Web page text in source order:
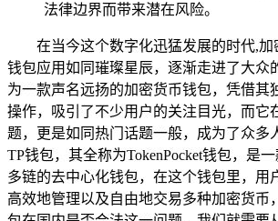
法律边界而带来潜在风险。
在当今这个数字化迅猛发展的时代,
钱包应用如同璀璨星辰，逐渐走进了大众
为一款声名远扬的加密货币钱包，凭借其
操作，吸引了不少用户的关注目光，而它
题，更是如同热门话题一般，成为了众多
TP钱包，其全称为TokenPocket钱包，是
多链的去中心化钱包，在这个钱包里，用
高效地管理以及自由地交易多种加密货币